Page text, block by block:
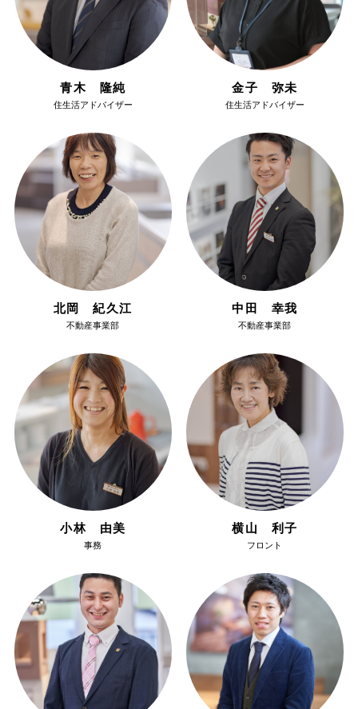
青木 隆純
住生活アドバイザー
金子 弥未
住生活アドバイザー
北岡 紀久江
不動産事業部
中田 幸我
不動産事業部
小林 由美
事務
横山 利子
フロント